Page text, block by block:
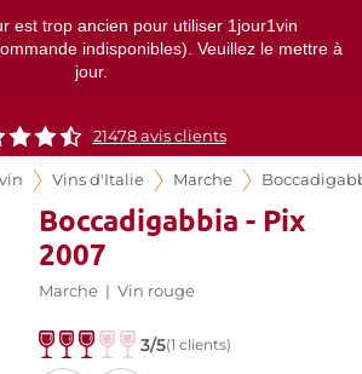
est trop ancien pour utiliser 1jour1vin
indisponibles). Veuillez le mettre à
jour.
21478avis clients
Vins d'Italie Marche
Boccadigabbia - Pix
2007
Marche | Vin rouge
3/5(1 clients)